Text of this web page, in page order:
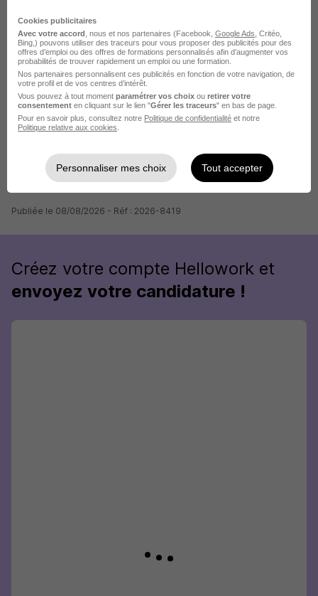
17 de plus
La carte
23 Rue Louis Braille
38300 Bourgoin-Jallieu
Publiée le 08/08/2026 - Réf : 2026-8419
Créez votre compte Hellowork et
envoyez votre candidature !
Cookies publicitaires
Avec votre accord , nous et nos partenaires (Facebook, Google Ads , Critéo,
Bing,) pouvons utiliser des traceurs pour vous proposer des publicités pour des
offres d’emploi ou des offres de formations personnalisés afin d’augmenter vos
probabilités de trouver rapidement un emploi ou une formation.
Nos partenaires personnalisent ces publicités en fonction de votre navigation, de
votre profil et de vos centres d’intérêt.
Vous pouvez à tout moment paramétrer vos choix ou retirer votre
consentement en cliquant sur le lien "Gérer les traceurs" en bas de page.
Pour en savoir plus, consultez notre Politique de confidentialité et notre
Politique relative aux cookies
Personnaliser mes choix Tout accepter